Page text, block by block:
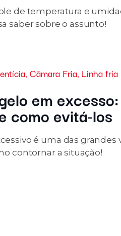
de temperatura e
saber sobre o assunto!
, Câmara Fria, Linha fria
em
como evitá-los
é uma das
contornar a situação!